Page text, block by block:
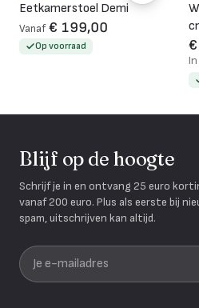
Eetkamerstoel Demi
Vanaf € 199,00
Op voorraad
Blijf op de hoogte
Schrijf je in en ontvang 25 euro
vanaf 200 euro. Plus als eerste bij
spam, uitschrijven kan altijd.
Je e-mailadres